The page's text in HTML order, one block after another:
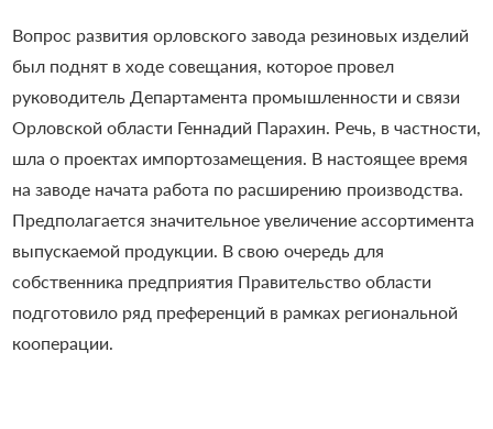
Вопрос развития орловского завода резиновых изделий
был поднят в ходе совещания, которое провел
руководитель Департамента промышленности и связи
Орловской области Геннадий Парахин. Речь, в частности,
шла о проектах импортозамещения. В настоящее время
на заводе начата работа по расширению производства.
Предполагается значительное увеличение ассортимента
выпускаемой продукции. В свою очередь для
собственника предприятия Правительство области
подготовило ряд преференций в рамках региональной
кооперации.